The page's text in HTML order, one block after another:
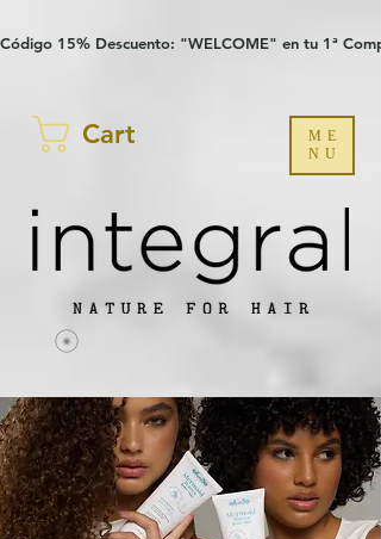
Código 15% Descuento: "WELCOME" en tu 1ª
Cart
ME
NU